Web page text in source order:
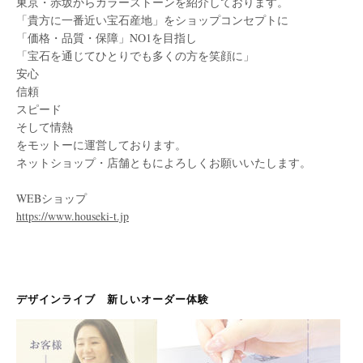
「貴方に一番近い宝石産地」をショップコンセプトに
「価格・品質・保障」NO1を目指し
「宝石を通じてひとりでも多くの方を笑顔に」
安心
信頼
スピード
そして情熱
をモットーに運営しております。
ネットショップ・店舗ともによろしくお願いいたします。
WEBショップ
https://www.houseki-t.jp
デザインライブ 新しいオーダー体験